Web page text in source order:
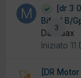
3
[dr 3
Bifuel B/
Da maax
Iniziato
[DR